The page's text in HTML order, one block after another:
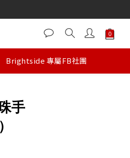
Brightside 專屬FB社團
手